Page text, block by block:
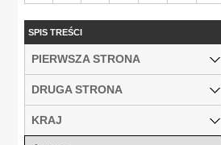
SPIS TREŚCI
PIERWSZA STRONA
DRUGA STRONA
KRAJ